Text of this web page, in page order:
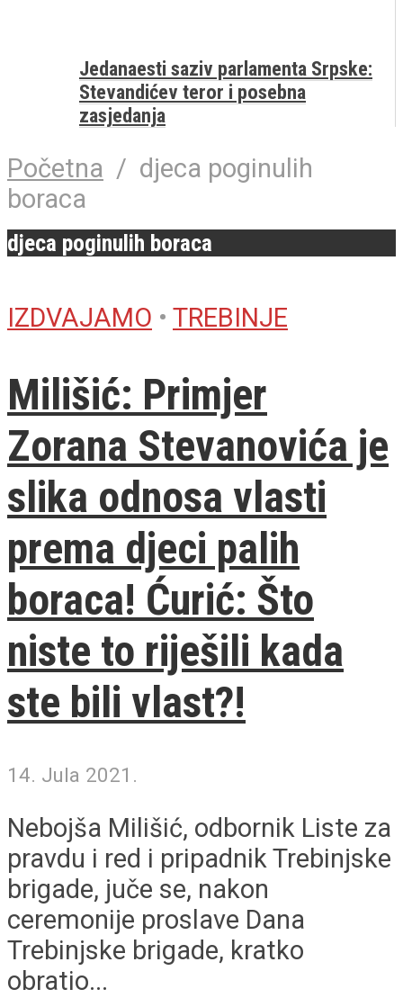
Jedanaesti saziv parlamenta Srpske:
Stevandićev teror i posebna
zasjedanja
Početna / djeca poginulih
boraca
djeca poginulih boraca
IZDVAJAMO • TREBINJE
Milišić: Primjer
Zorana Stevanovića je
slika odnosa vlasti
prema djeci palih
boraca! Ćurić: Što
niste to riješili kada
ste bili vlast?!
14. Jula 2021.
Nebojša Milišić, odbornik Liste za
pravdu i red i pripadnik Trebinjske
brigade, juče se, nakon
ceremonije proslave Dana
Trebinjske brigade, kratko
obratio...